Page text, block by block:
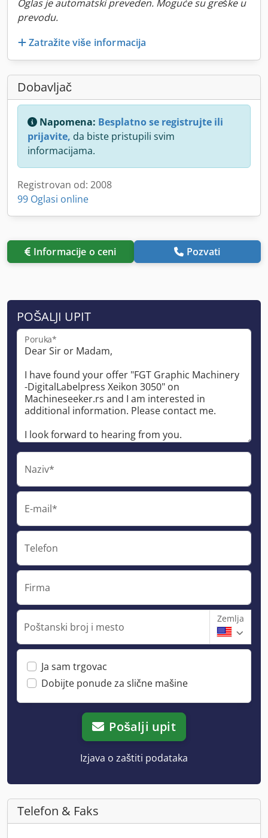
Oglas je automatski preveden. Moguće su greške u
prevodu.
Zatražite više informacija
Dobavljač
Napomena: Besplatno se registrujte ili
prijavite, da biste pristupili svim
informacijama.
Registrovan od: 2008
99 Oglasi online
Informacije o ceni Pozvati
POŠALJI UPIT
Poruka*
Naziv*
E-mail*
Telefon
Firma
Poštanski broj i mesto
Zemlja
Ja sam trgovac
Dobijte ponude za slične mašine
Pošalji upit
Izjava o zaštiti podataka
Telefon & Faks